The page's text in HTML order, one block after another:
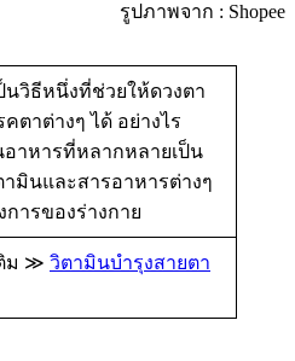
รูปภาพจาก : Shopee
นวิธีหนึ่งที่ช่วยให้ดวงตา
ตาต่างๆ ได้ อย่างไร
าหารที่หลากหลายเป็น
ามินและสารอาหารต่างๆ
ารของร่างกาย
ติม ≫ วิตามินบํารุงสายตา